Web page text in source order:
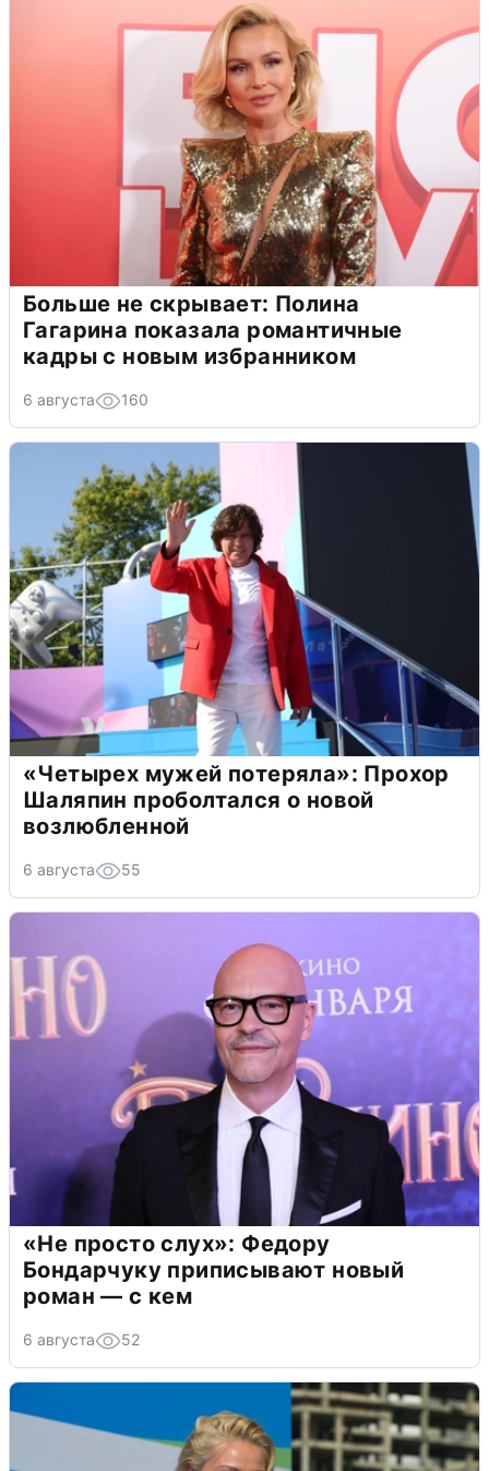
Больше не скрывает: Полина
Гагарина показала романтичные
кадры с новым избранником
6 августа 160
«Четырех мужей потеряла»: Прохор
Шаляпин проболтался о новой
возлюбленной
6 августа 55
«Не просто слух»: Федору
Бондарчуку приписывают новый
роман — с кем
6 августа 52